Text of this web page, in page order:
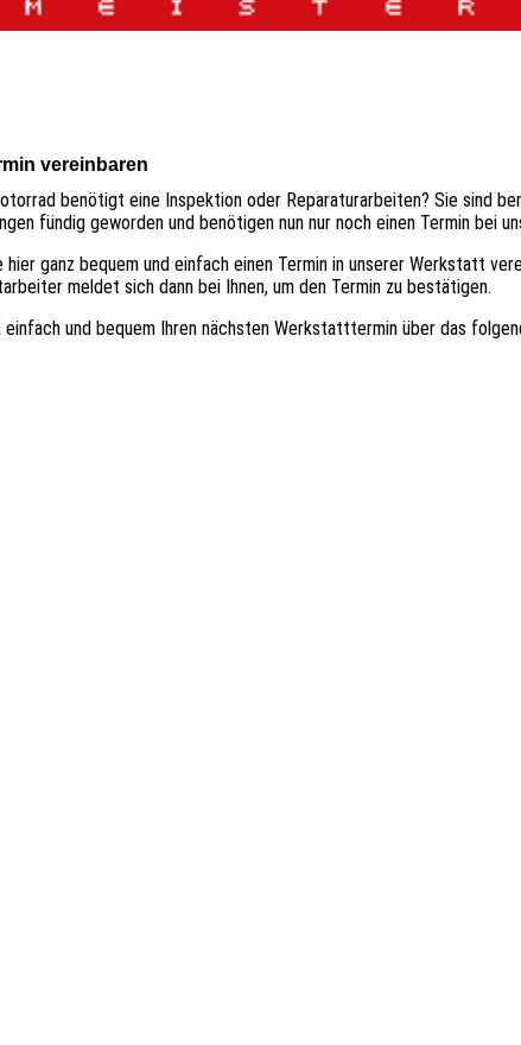
vereinbaren
benötigt eine Inspektion oder Reparaturarbeiten? Sie sind
fündig geworden und benötigen nun nur noch einen Termin bei
hier ganz bequem und einfach einen Termin in unserer Werkstatt
meldet sich dann bei Ihnen, um den Termin zu bestätigen.
einfach und bequem Ihren nächsten Werkstatttermin über das